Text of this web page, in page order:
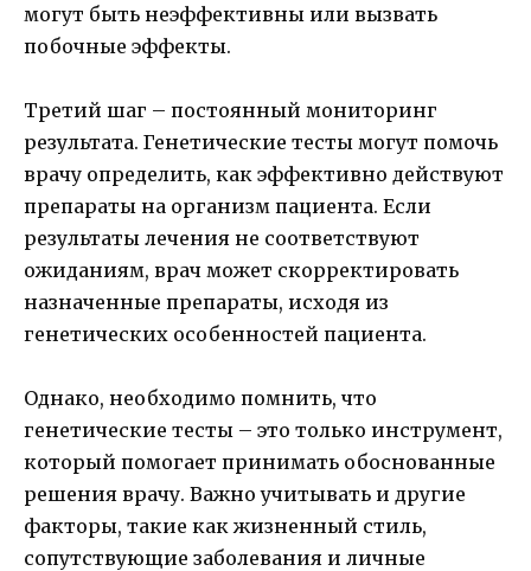
могут быть неэффективны или вызвать
побочные эффекты.
Третий шаг – постоянный мониторинг
результата. Генетические тесты могут помочь
врачу определить, как эффективно действуют
препараты на организм пациента. Если
результаты лечения не соответствуют
ожиданиям, врач может скорректировать
назначенные препараты, исходя из
генетических особенностей пациента.
Однако, необходимо помнить, что
генетические тесты – это только инструмент,
который помогает принимать обоснованные
решения врачу. Важно учитывать и другие
факторы, такие как жизненный стиль,
сопутствующие заболевания и личные